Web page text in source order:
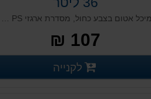
107 ₪
פרטים נוספים
לקנייה